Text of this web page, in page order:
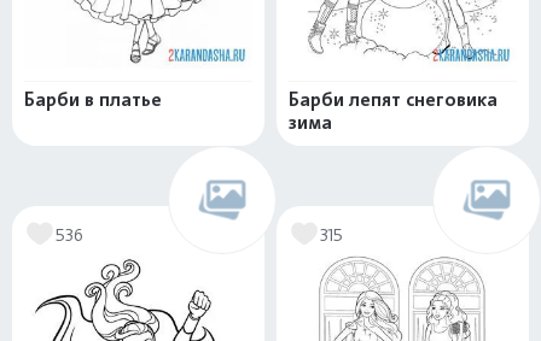
Барби в платье
Барби лепят снеговика
зима
536 315